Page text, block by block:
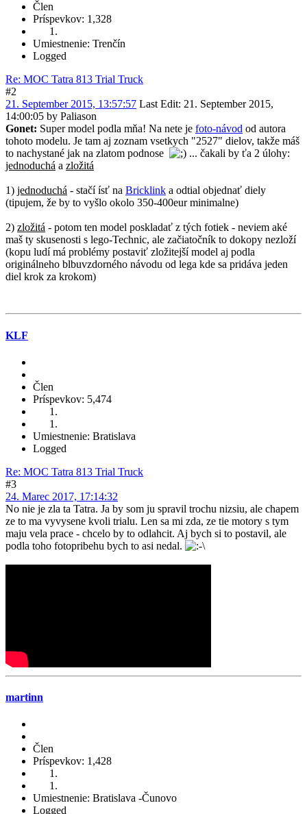
Člen
Príspevkov: 1,328
Umiestnenie: Trenčín
Logged
Re: MOC Tatra 813 Trial Truck
#2
21. September 2015, 13:57:57 Last Edit: 21. September 2015,
14:00:05 by Paliason
Gonet: Super model podla mňa! Na nete je foto-návod od autora
tohoto modelu. Je tam aj zoznam vsetkych "2527" dielov, takže máš
to nachystané jak na zlatom podnose
... čakali by ťa 2 úlohy:
jednoduchá a zložitá
1) jednoduchá - stačí ísť na Bricklink a odtial objednať diely
(tipujem, že by to vyšlo okolo 350-400eur minimalne)
2) zložitá - potom ten model poskladať z tých fotiek - neviem aké
maš ty skusenosti s lego-Technic, ale začiatočník to dokopy nezloží
(kopu ludí má problémy postaviť zložitejší model aj podla
originálneho blbuvzdorného návodu od lega kde sa pridáva jeden
diel krok za krokom)
KLF
Člen
Príspevkov: 5,474
Umiestnenie: Bratislava
Logged
Re: MOC Tatra 813 Trial Truck
#3
24. Marec 2017, 17:14:32
No nie je zla ta Tatra. Ja by som ju spravil trochu nizsiu, ale chapem
ze to ma vyvysene kvoli trialu. Len sa mi zda, ze tie motory s tym
maju vela prace - chcelo by to odlahcit. Aj bych si to postavil, ale
podla toho fotopribehu bych to asi nedal.
martinn
Člen
Príspevkov: 1,428
Umiestnenie: Bratislava -Čunovo
Logged